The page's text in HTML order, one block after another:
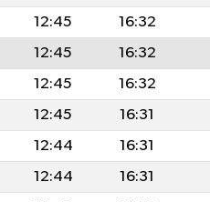
12:45 16:32
12:45 16:32
12:45 16:32
12:45 16:31
12:44 16:31
12:44 16:31